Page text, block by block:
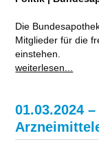
Die
Mitglieder für die
einstehen.
weiterlesen...
01.03.2024